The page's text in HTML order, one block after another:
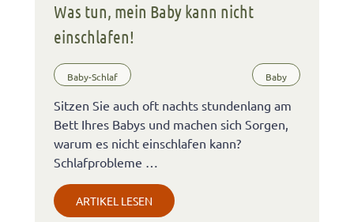
Was tun, mein Baby kann nicht
einschlafen!
Baby-Schlaf Baby
Sitzen Sie auch oft nachts stundenlang am
Bett Ihres Babys und machen sich Sorgen,
warum es nicht einschlafen kann?
Schlafprobleme …
ARTIKEL LESEN